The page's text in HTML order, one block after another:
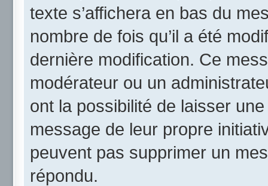
texte s’affichera en bas du
nombre de fois qu’il a été
dernière modification. Ce
modérateur ou un
ont la possibilité de laisser
message de leur propre
peuvent pas supprimer un
répondu.